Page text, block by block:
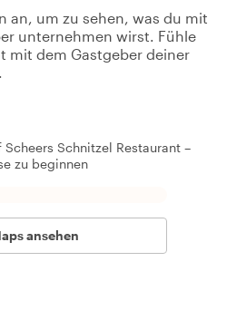
an, um zu sehen, was du mit
unternehmen wirst. Fühle
mit dem Gastgeber deiner
Schnitzel Restaurant –
zu beginnen
ansehen